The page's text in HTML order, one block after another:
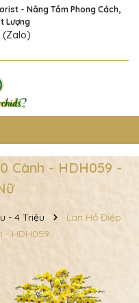
- Nâng Tầm Phong Cách,
Lượng
(Zalo)
Cành - HDH059 -
- 4 Triệu
Lan Hồ Điệp
- HDH059